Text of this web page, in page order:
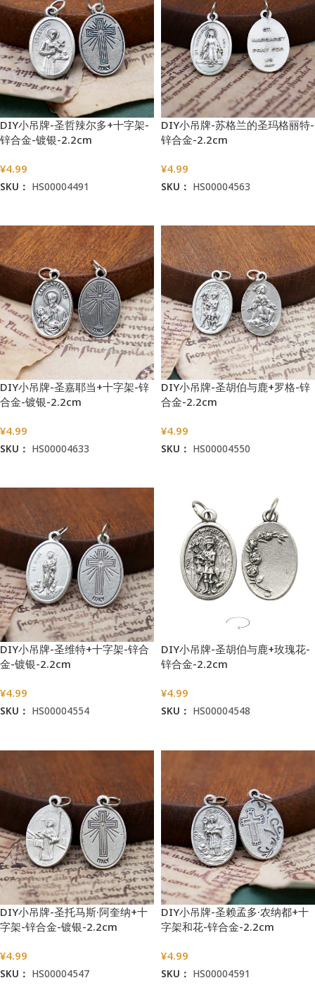
DIY小吊牌-圣哲辣尔多+十字架-
锌合金-镀银-2.2cm
¥4.99
SKU： HS00004491
DIY小吊牌-苏格兰的圣玛格丽特-
锌合金-2.2cm
¥4.99
SKU： HS00004563
DIY小吊牌-圣嘉耶当+十字架-锌
合金-镀银-2.2cm
¥4.99
SKU： HS00004633
DIY小吊牌-圣胡伯与鹿+罗格-锌
合金-2.2cm
¥4.99
SKU： HS00004550
DIY小吊牌-圣维特+十字架-锌合
金-镀银-2.2cm
¥4.99
SKU： HS00004554
DIY小吊牌-圣胡伯与鹿+玫瑰花-
锌合金-2.2cm
¥4.99
SKU： HS00004548
DIY小吊牌-圣托马斯·阿奎纳+十
字架-锌合金-镀银-2.2cm
¥4.99
SKU： HS00004547
DIY小吊牌-圣赖孟多·农纳都+十
字架和花-锌合金-2.2cm
¥4.99
SKU： HS00004591